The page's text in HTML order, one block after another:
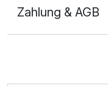
Einzelzimmer
1 Erwachsenen
Zahlung & AGB